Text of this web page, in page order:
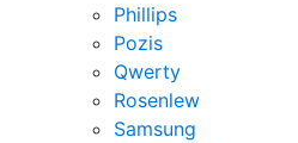
Phillips
Pozis
Qwerty
Rosenlew
Samsung